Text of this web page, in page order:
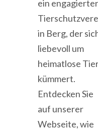
ein engagierter
in Berg, der
liebevoll um
heimatlose
kümmert.
Entdecken Sie
auf unserer
Webseite, wie